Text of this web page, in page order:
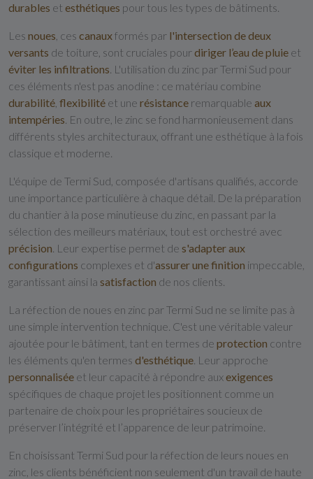
durables et esthétiques pour tous les types de bâtiments.
Les noues , ces canauxformés par l'intersection de deux
versants de toiture, sont cruciales pourdiriger l’eau de pluie et
éviter les infiltrations . L'utilisation du zinc par Termi Sud pour
ces éléments n'est pas anodine : ce matériau combine
durabilité flexibilité et une résistance remarquable aux
intempéries . En outre, le zinc se fond harmonieusement dans
différents styles architecturaux, offrant une esthétique à la fois
classique et moderne.
L'équipe de Termi Sud, composée d'artisans qualifiés, accorde
une importance particulière à chaque détail. De la préparation
du chantier à la pose minutieuse du zinc, en passant par la
sélection des meilleurs matériaux, tout est orchestré avec
précision . Leur expertise permet de s'adapter aux
configurations complexes et d'assurer une finition impeccable,
garantissant ainsi la satisfaction de nos clients.
La réfection de noues en zinc par Termi Sud ne se limite pas à
une simple intervention technique. C'est une véritable valeur
ajoutée pour le bâtiment, tant en termes de protection contre
les éléments qu'en termes d'esthétique . Leur approche
personnalisée et leur capacité à répondre auxexigences
spécifiques de chaque projet les positionnent comme un
partenaire de choix pour les propriétaires soucieux de
préserver l’intégrité et l’apparence de leur patrimoine.
En choisissant Termi Sud pour la réfection de leurs noues en
zinc, les clients bénéficient non seulement d'un travail de haute